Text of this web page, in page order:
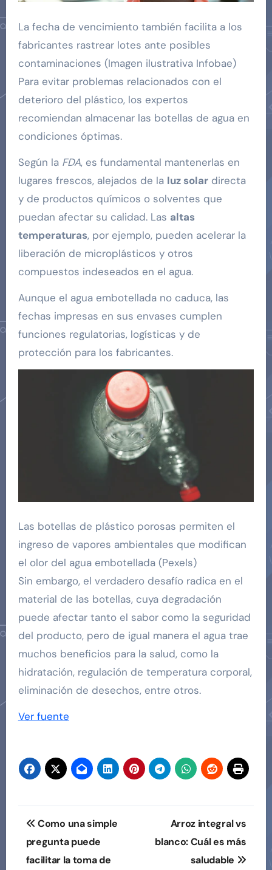
La fecha de vencimiento también facilita a los
fabricantes rastrear lotes ante posibles
contaminaciones (Imagen ilustrativa Infobae)
Para evitar problemas relacionados con el
deterioro del plástico, los expertos
recomiendan almacenar las botellas de agua en
condiciones óptimas.
Según la FDA, es fundamental mantenerlas en
lugares frescos, alejados de la luz solardirecta
y de productos químicos o solventes que
puedan afectar su calidad. Las altas
temperaturas, por ejemplo, pueden acelerar la
liberación de microplásticos y otros
compuestos indeseados en el agua.
Aunque el agua embotellada no caduca, las
fechas impresas en sus envases cumplen
funciones regulatorias, logísticas y de
protección para los fabricantes.
Las botellas de plástico porosas permiten el
ingreso de vapores ambientales que modifican
el olor del agua embotellada (Pexels)
Sin embargo, el verdadero desafío radica en el
material de las botellas, cuya degradación
puede afectar tanto el sabor como la seguridad
del producto, pero de igual manera el agua trae
muchos beneficios para la salud, como la
hidratación, regulación de temperatura corporal,
eliminación de desechos, entre otros.
Ver fuente
Navegación
de
Como una simple
pregunta puede
facilitar la toma de
Arroz integral vs
blanco: Cuál es más
saludable